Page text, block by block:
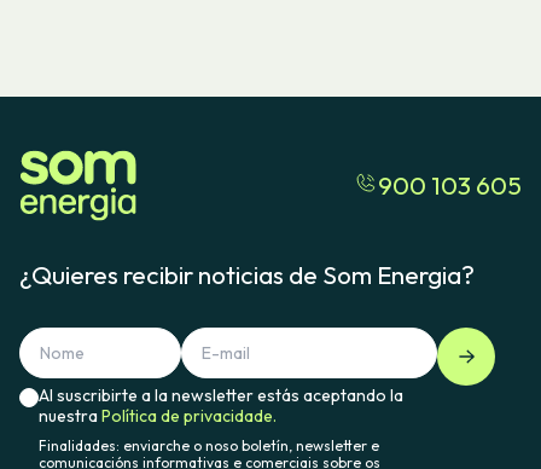
900 103 605
¿Quieres recibir noticias de Som Energia?
Al suscribirte a la newsletter estás aceptando la
nuestraPolítica de privacidade.
Finalidades: enviarche o noso boletín, newsletter e
comunicacións informativas e comerciais sobre os